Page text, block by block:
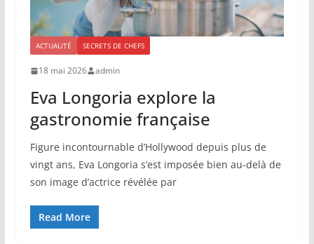
ACTUALITÉ SECRETS DE CHEFS
18 mai 2026 admin
Eva Longoria explore la
gastronomie française
Figure incontournable d’Hollywood depuis plus de
vingt ans, Eva Longoria s’est imposée bien au-delà de
son image d’actrice révélée par
Read More